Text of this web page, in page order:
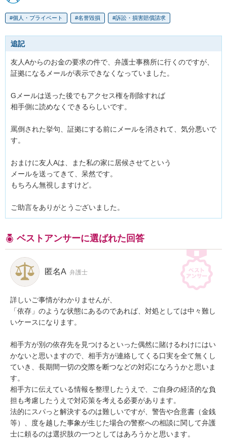
個人・プライベート 名誉毀損 訴訟・損害賠償請求
追記
友人Aからのお金の要求の件で、弁護士事務所に行くのですが、
証拠になるメールが表示できなくなっていました。
Gメールは送った後でもアクセス権を削除すれば
相手側に読めなくできるらしいです。
罵倒された挙句、証拠にする前にメールを消されて、気分悪いで
す。
おまけに友人Aは、また私の家に居候させてという
メールを送ってきて、呆然です。
もちろん無視しますけど。
ご助言をありがとうございました。
ベストアンサーに選ばれた回答
匿名A 弁護士
詳しいご事情がわかりませんが、
「依存」のような状態にあるのであれば、対処としては中々難し
いケースになります。
相手方が別の依存先を見つけるといった偶然に賭けるわけにはい
かないと思いますので、相手方が連絡してくる口実を全て無くし
ていき、長期間一切の交際を断つなどの対応になろうかと思いま
す。
相手方に伝えている情報を整理したうえで、ご自身の経済的な負
担も考慮したうえで対応策を考える必要があります。
法的にスパっと解決するのは難しいですが、警告や合意書（金銭
等）、度を越した事象が生じた場合の警察への相談に関して弁護
士に頼るのは選択肢の一つとしてはあろうかと思います。